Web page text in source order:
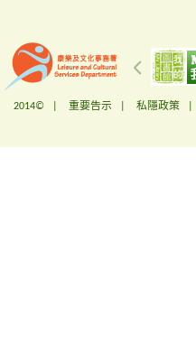
2014© | 重要告示 私隱政策